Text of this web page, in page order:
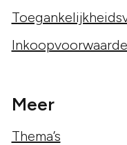
Meer
Thema’s